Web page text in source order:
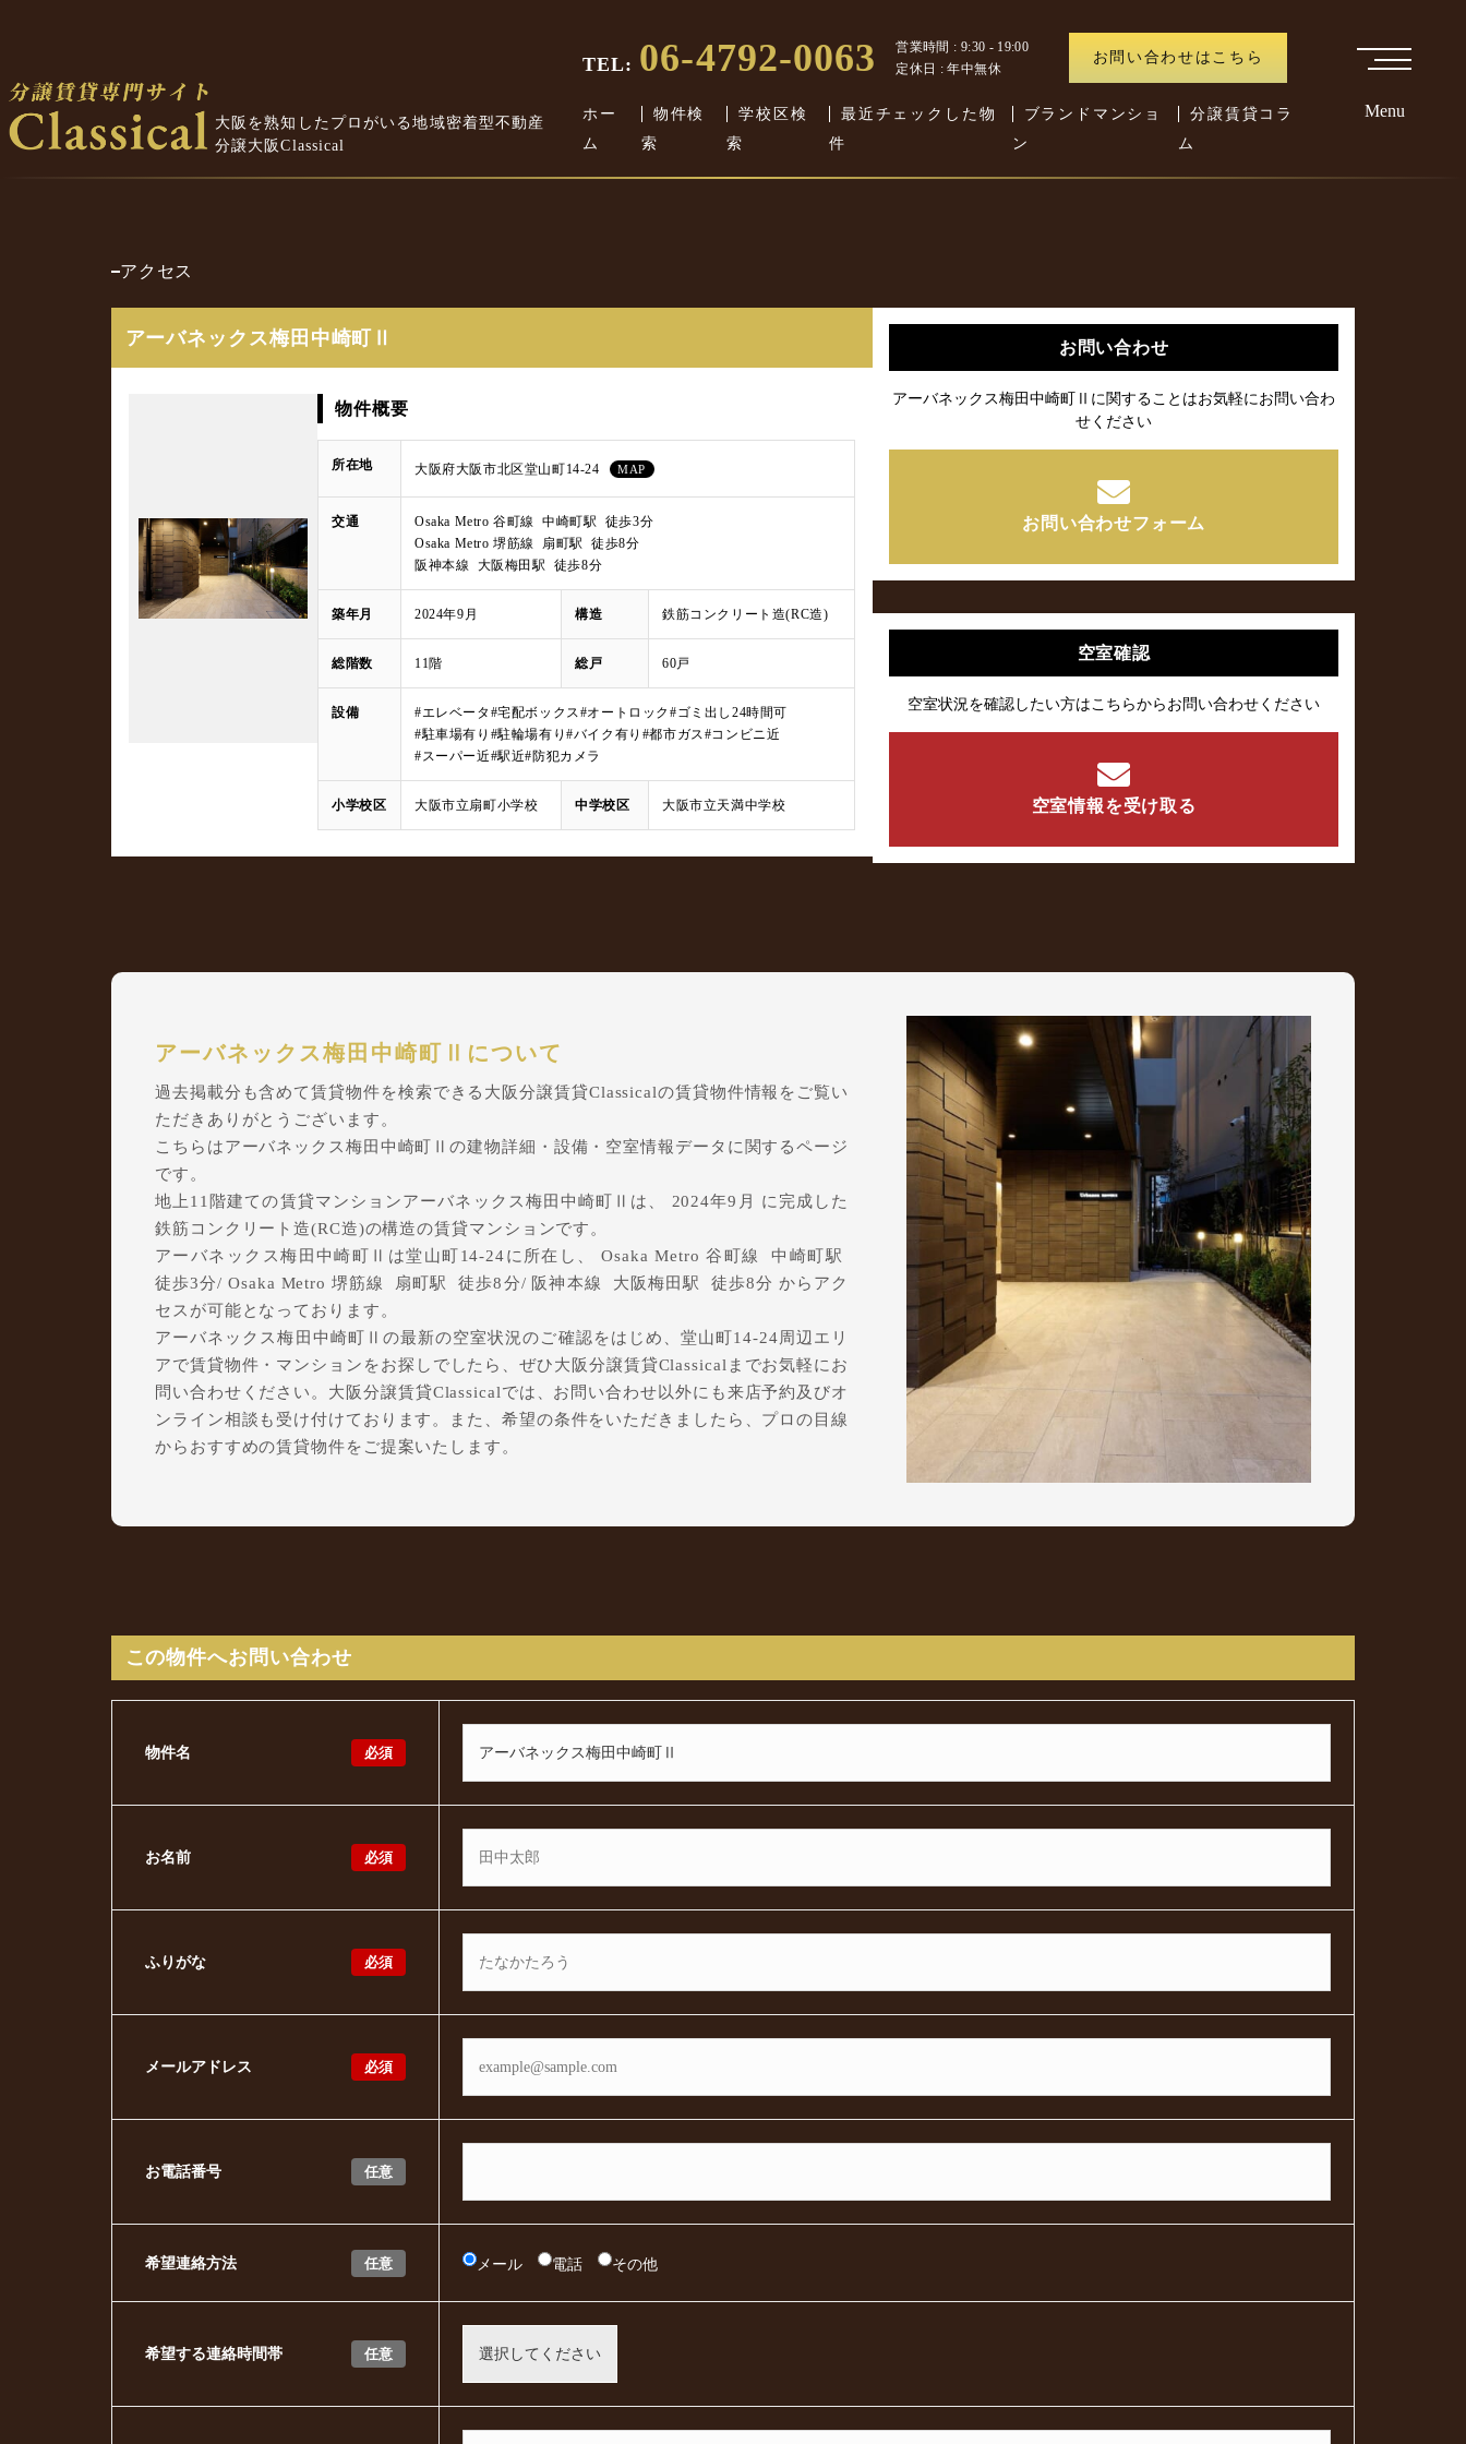
大阪を熟知したプロがいる地域密着型不動産
分譲大阪Classical
TEL: 06-4792-0063
営業時間 : 9:30 - 19:00
定休日 : 年中無休
お問い合わせはこちら
ホー
ム
物件検
索
学校区検
索
最近チェックした物
件
ブランドマンショ
ン
分譲賃貸コラ
ム
Menu
アクセス
アーバネックス梅田中崎町Ⅱ
物件概要
所在地 大阪府大阪市北区堂山町14-24 MAP
交通
Osaka Metro 谷町線 中崎町駅 徒歩3分
Osaka Metro 堺筋線 扇町駅 徒歩8分
阪神本線 大阪梅田駅 徒歩8分
築年月 2024年9月 構造 鉄筋コンクリート造(RC造)
総階数 11階 総戸 60戸
設備 #エレベータ #宅配ボックス#オートロック#ゴミ出し24時間可
#駐車場有り #駐輪場有り#バイク有り #都市ガス#コンビニ近
#スーパー近#駅近#防犯カメラ
小学校区 大阪市立扇町小学校 中学校区 大阪市立天満中学校
お問い合わせ
アーバネックス梅田中崎町Ⅱに関することはお気軽にお問い合わ
せください
お問い合わせフォーム
空室確認
空室状況を確認したい方はこちらからお問い合わせください
空室情報を受け取る
アーバネックス梅田中崎町Ⅱについて
過去掲載分も含めて賃貸物件を検索できる大阪分譲賃貸Classicalの賃貸物件情報をご覧い
ただきありがとうございます。
こちらはアーバネックス梅田中崎町Ⅱの建物詳細・設備・空室情報データに関するページ
です。
地上11階建ての賃貸マンションアーバネックス梅田中崎町Ⅱは、 2024年9月 に完成した
鉄筋コンクリート造(RC造)の構造の賃貸マンションです。
アーバネックス梅田中崎町Ⅱは堂山町14-24に所在し、 Osaka Metro 谷町線 中崎町駅
徒歩3分/ Osaka Metro 堺筋線 扇町駅 徒歩8分/ 阪神本線 大阪梅田駅 徒歩8分 からアク
セスが可能となっております。
アーバネックス梅田中崎町Ⅱの最新の空室状況のご確認をはじめ、堂山町14-24周辺エリ
アで賃貸物件・マンションをお探しでしたら、ぜひ大阪分譲賃貸Classicalまでお気軽にお
問い合わせください。大阪分譲賃貸Classicalでは、お問い合わせ以外にも来店予約及びオ
ンライン相談も受け付けております。また、希望の条件をいただきましたら、プロの目線
からおすすめの賃貸物件をご提案いたします。
この物件へお問い合わせ
必須
物件名
必須
お名前
必須
ふりがな
必須
メールアドレス
任意
お電話番号
任意
希望連絡方法 メール 電話 その他
任意
希望する連絡時間帯